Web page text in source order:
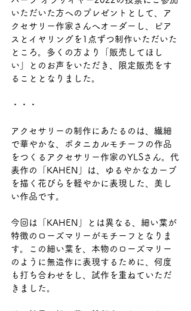
いただいた方へのプレゼントとして、ア
クセサリー作家さんへオーダーし、ピア
スとイヤリングを1点ずつ制作いただいた
ところ。多くの方より「販売してほし
い」とのお声をいただき、限定販売をす
ることとなりました。
・・・
アクセサリーの制作にあたるのは、繊細
で華やかな、ボタニカルモチーフの作品
をつくるアクセサリー作家のYLSさん。代
表作の「KAHEN」は、ゆるやかなカーブ
を描く花びらを軽やかに表現した、美し
い作品です。
今回は「KAHEN」とは異なる、細い葉が
特徴のローズマリーがモチーフとなりま
す。この細い葉を、本物のローズマリー
のように無造作に表現するために、何度
も打ち合わせをし、試作を重ねていただ
きました。